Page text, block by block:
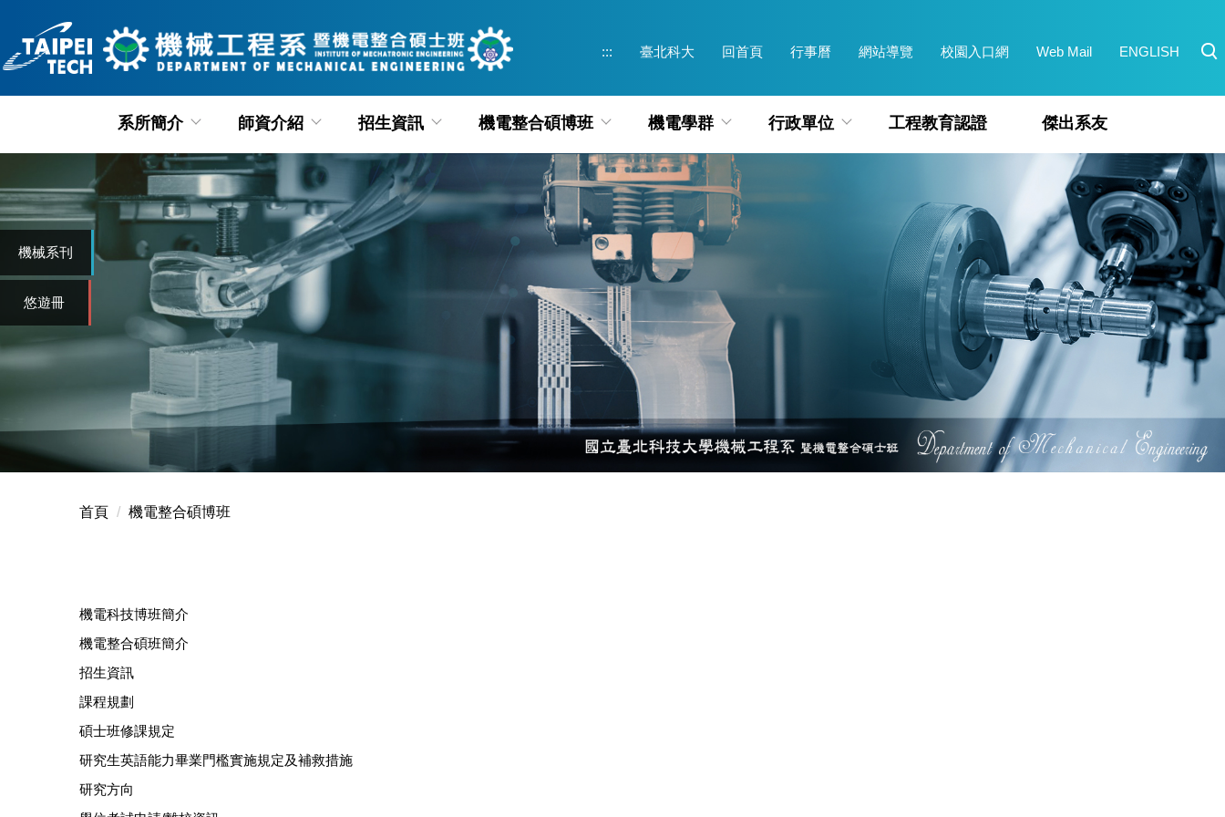
到
主
機械系刊
悠遊冊
::: 臺北科大 回首頁 行事曆 網站導覽 校園入口網 Web Mail ENGLISH
系所簡介 師資介紹 招生資訊 機電整合碩博班 機電學群 行政單位 工程教育認證 傑出系友
首頁 機電整合碩博班
機電科技博班簡介
機電整合碩班簡介
招生資訊
課程規劃
碩士班修課規定
研究生英語能力畢業門檻實施規定及補救措施
研究方向